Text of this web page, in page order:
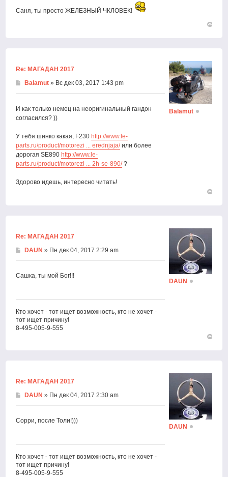
Саня, ты просто ЖЕЛЕЗНЫЙ ЧКЛОВЕК!
Re: МАГАДАН 2017
Balamut » Вс дек 03, 2017 1:43 pm
И как только немец на неоригинальный гандон
согласился? ))
У тебя шинко какая, F230http://www.le-
parts.ru/product/motorezi ... erednjaja/или более
дорогая SE890http://www.le-
parts.ru/product/motorezi ... 2h-se-890/?
Здорово идешь, интересно читать!
Balamut
Re: МАГАДАН 2017
DAUN » Пн дек 04, 2017 2:29 am
Сашка, ты мой Бог!!!
Кто хочет - тот ищет возможность, кто не хочет -
тот ищет причину!
8-495-005-9-555
DAUN
Re: МАГАДАН 2017
DAUN » Пн дек 04, 2017 2:30 am
Сорри, после Толи!)))
Кто хочет - тот ищет возможность, кто не хочет -
тот ищет причину!
8-495-005-9-555
DAUN